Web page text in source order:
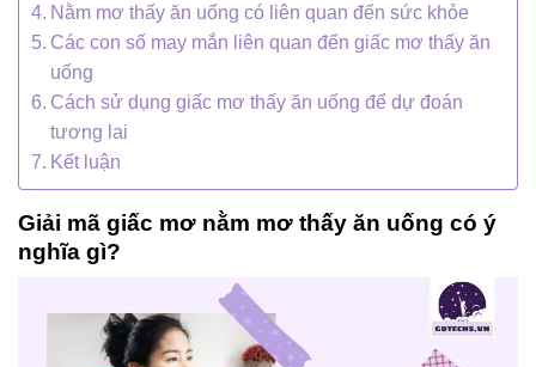
Nằm mơ thấy ăn uống có liên quan đến sức khỏe
Các con số may mắn liên quan đến giấc mơ thấy ăn
uống
Cách sử dụng giấc mơ thấy ăn uống để dự đoán
tương lai
Kết luận
Giải mã giấc mơ nằm mơ thấy ăn uống có ý
nghĩa gì?